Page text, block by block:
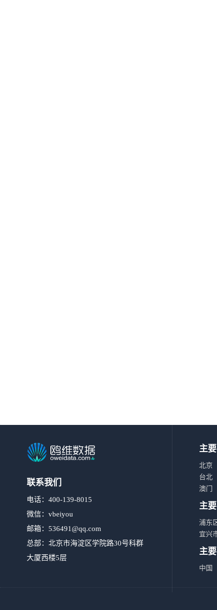
联系我们
电话：400-139-8015
微信：vbeiyou
邮箱： 536491@qq.com
总部：北京市海淀区学院路30号科群
大厦西楼5层
主
北京
台北
澳门
主
浦东
宜兴
主
中国